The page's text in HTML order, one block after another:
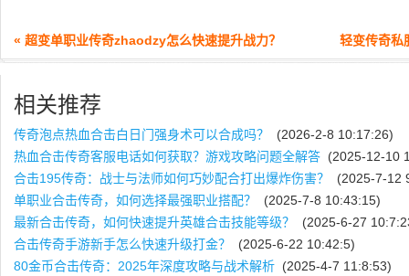
« 超变单职业传奇zhaodzy怎么快速提升战力？ 轻变传奇私
相关推荐
传奇泡点热血合击白日门强身术可以合成吗？
(2026-2-8 10:17:26)
热血合击传奇客服电话如何获取？游戏攻略问题全解答 (2025-12-10
合击195传奇：战士与法师如何巧妙配合打出爆炸伤害？
(2025-7-12
单职业合击传奇，如何选择最强职业搭配？
(2025-7-8 10:43:15)
最新合击传奇，如何快速提升英雄合击技能等级？
(2025-6-27
合击传奇手游新手怎么快速升级打金？
(2025-6-22 10:42:5)
80金币合击传奇：2025年深度攻略与战术解析 (2025-4-7 11:8:53)